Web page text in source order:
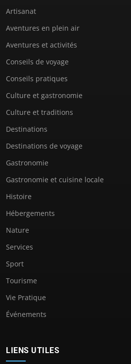
Artisanat
Aventures en plein air
Aventures et activités
Conseils de voyage
Conseils pratiques
Culture et gastronomie
Culture et traditions
Destinations
Destinations de voyage
Gastronomie
Gastronomie et cuisine locale
Histoire
Hébergements
Nature
Services
Sport
Tourisme
Vie Pratique
Événements
LIENS UTILES